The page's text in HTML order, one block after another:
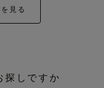
見る
探しですか